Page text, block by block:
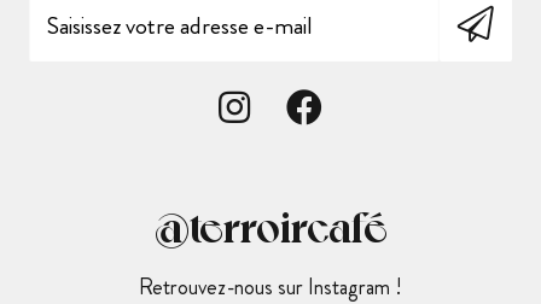
@terroircafé
Retrouvez-nous sur Instagram !